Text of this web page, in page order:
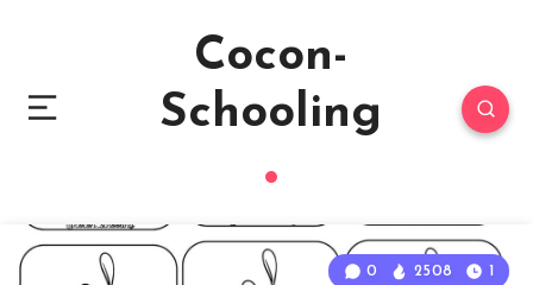
Cocon-
Schooling
0 2508 1